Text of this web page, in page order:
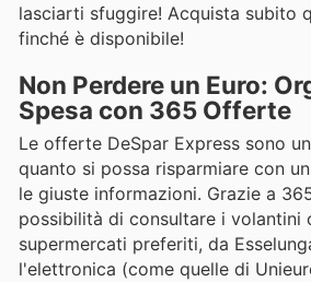
lasciarti sfuggire! Acquista subito
finché è disponibile!
Non Perdere un Euro:
Spesa con 365 Offerte
Le offerte DeSpar Express sono
quanto si possa risparmiare con
le giuste informazioni. Grazie a
possibilità di consultare i volantini
supermercati preferiti, da
l'elettronica (come quelle di